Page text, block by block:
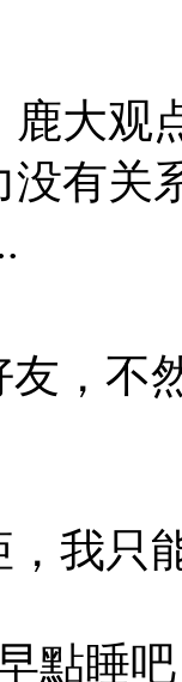
鹿大观
没有关
友，不
，我只
點睡